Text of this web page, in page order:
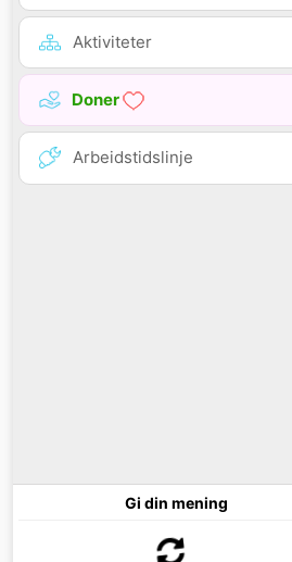
Aktiviteter
Doner
Arbeidstidslinje
Gi din mening